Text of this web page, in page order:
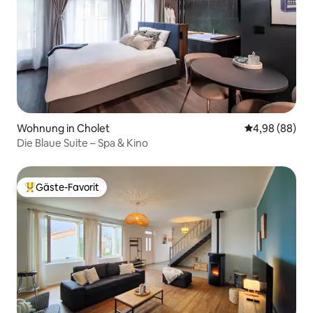
Wohnung in Cholet
4,98 (88)
Die Blaue Suite – Spa & Kino
Beliebter Gäste-Favorit.
Gäste-Favorit